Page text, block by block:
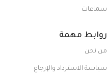
سماعات
روابط مهمة
من نحن
سياسة الاسترداد والإرجاع